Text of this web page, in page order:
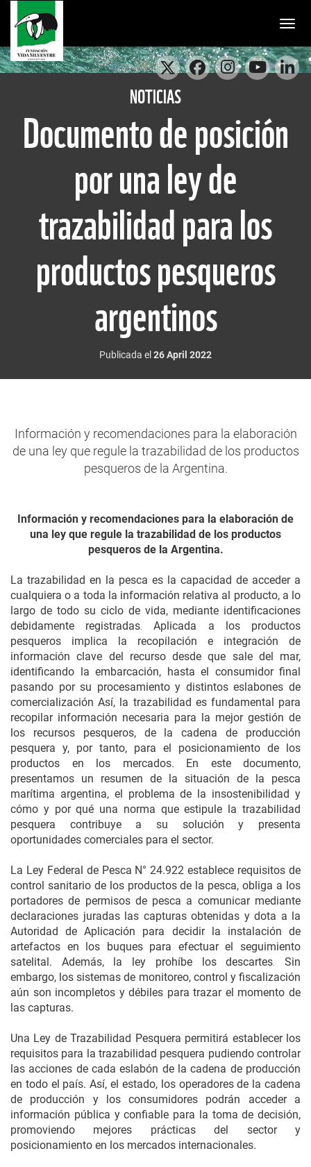
NOTICIAS
Documento de posición
por una ley de
trazabilidad para los
productos pesqueros
argentinos
Publicada el 26 April 2022
Información y recomendaciones para la elaboración
de una ley que regule la trazabilidad de los productos
pesqueros de la Argentina.
Información y recomendaciones para la elaboración de
una ley que regule la trazabilidad de los productos
pesqueros de la Argentina.
La trazabilidad en la pesca es la capacidad de acceder a
cualquiera o a toda la información relativa al producto, a lo
largo de todo su ciclo de vida, mediante identificaciones
debidamente registradas
Aplicada a los productos
pesqueros implica la recopilación e integración de
información clave del recurso desde que sale del mar,
identificando la embarcación, hasta el consumidor final
pasando por su procesamiento y distintos eslabones de
comercialización Así, la trazabilidad es fundamental para
recopilar información necesaria para la mejor gestión de
los recursos pesqueros, de la cadena de producción
pesquera y, por tanto, para el posicionamiento de los
productos en los mercados. En este documento,
presentamos un resumen de la situación de la pesca
marítima argentina, el problema de la insostenibilidad y
cómo y por qué una norma que estipule la trazabilidad
pesquera contribuye a su solución y presenta
oportunidades comerciales para el sector.
La Ley Federal de Pesca N° 24.922 establece requisitos de
control sanitario de los productos de la pesca, obliga a los
portadores de permisos de pesca a comunicar mediante
declaraciones juradas las capturas obtenidas y dota a la
Autoridad de Aplicación para decidir la instalación de
artefactos en los buques para efectuar el seguimiento
satelital. Además, la ley prohíbe los descartes
Sin
embargo, los sistemas de monitoreo, control y fiscalización
aún son incompletos y débiles para trazar el momento de
las capturas.
Una Ley de Trazabilidad Pesquera permitirá establecer los
requisitos para la trazabilidad pesquera pudiendo controlar
las acciones de cada eslabón de la cadena de producción
en todo el país. Así, el estado, los operadores de la cadena
de producción y los consumidores podrán acceder a
información pública y confiable para la toma de decisión,
promoviendo mejores prácticas del sector y
posicionamiento en los mercados internacionales.